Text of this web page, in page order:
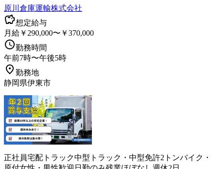
原川倉庫運輸株式会社
想定給与
月給￥290,000〜￥370,000
勤務時間
午前7時〜午後5時
勤務地
静岡県伊東市
正社員宅配 トラック中型トラック・中型免許2トンバイク・